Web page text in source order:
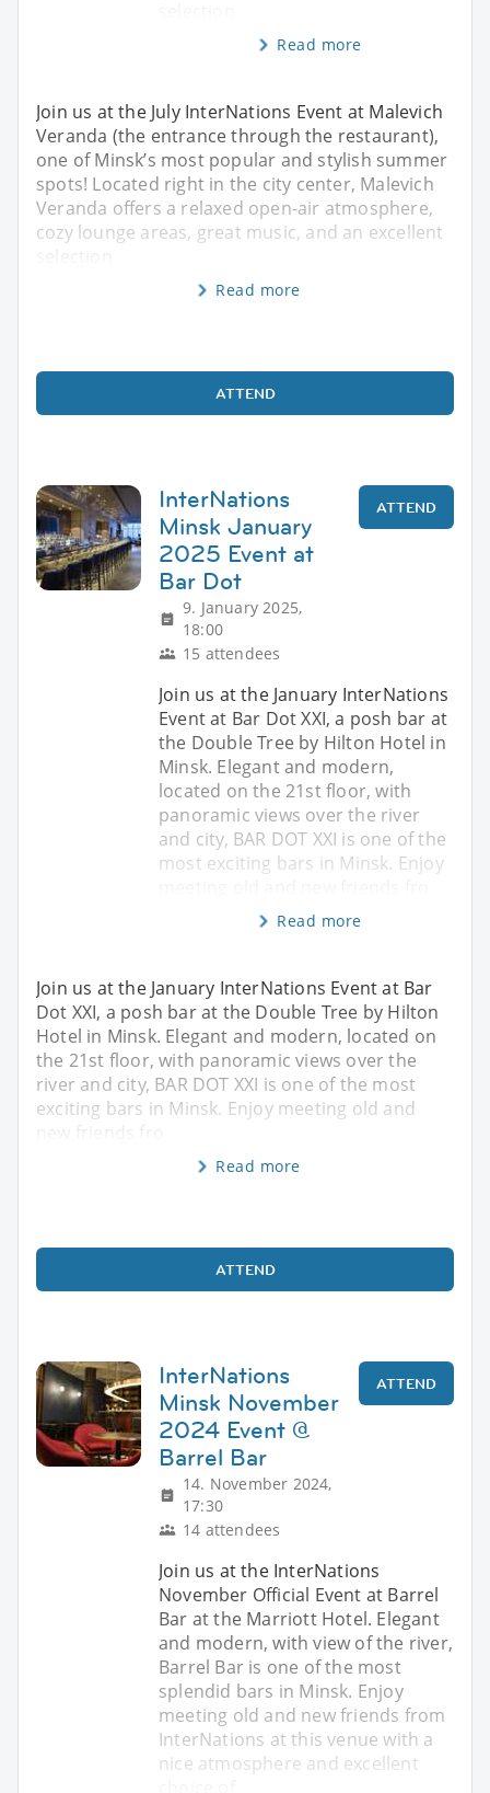
Read more
Join us at the July InterNations Event at Malevich
Veranda (the entrance through the restaurant),
one of Minsk’s most popular and stylish summer
spots! Located right in the city center, Malevich
Veranda offers a relaxed open-air atmosphere,
cozy lounge areas, great music, and an excellent
Read more
ATTEND
InterNations
Minsk January
2025 Event at
Bar Dot
9. January 2025,
18:00
15 attendees
ATTEND
Join us at the January InterNations
Event at Bar Dot XXI, a posh bar at
the Double Tree by Hilton Hotel in
Minsk. Elegant and modern,
located on the 21st floor, with
panoramic views over the river
and city, BAR DOT XXI is one of the
most exciting bars in Minsk. Enjoy
Read more
Join us at the January InterNations Event at Bar
Dot XXI, a posh bar at the Double Tree by Hilton
Hotel in Minsk. Elegant and modern, located on
the 21st floor, with panoramic views over the
river and city, BAR DOT XXI is one of the most
exciting bars in Minsk. Enjoy meeting old and
new friends fro
Read more
ATTEND
InterNations
Minsk November
2024 Event @
Barrel Bar
14. November 2024,
17:30
14 attendees
ATTEND
Join us at the InterNations
November Official Event at Barrel
Bar at the Marriott Hotel. Elegant
and modern, with view of the river,
Barrel Bar is one of the most
splendid bars in Minsk. Enjoy
meeting old and new friends from
InterNations at this venue with a
nice atmosphere and excellent